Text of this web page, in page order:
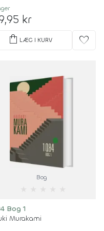
kr
shopping_bag LÆG I KURV favorite
Bog
Bog 1
Murakami